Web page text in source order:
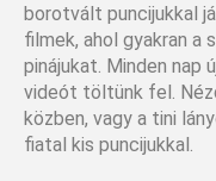
borotvált puncijukkal
filmek, ahol gyakran a
pinájukat. Minden nap
videót töltünk fel.
közben, vagy a tini
fiatal kis puncijukkal.